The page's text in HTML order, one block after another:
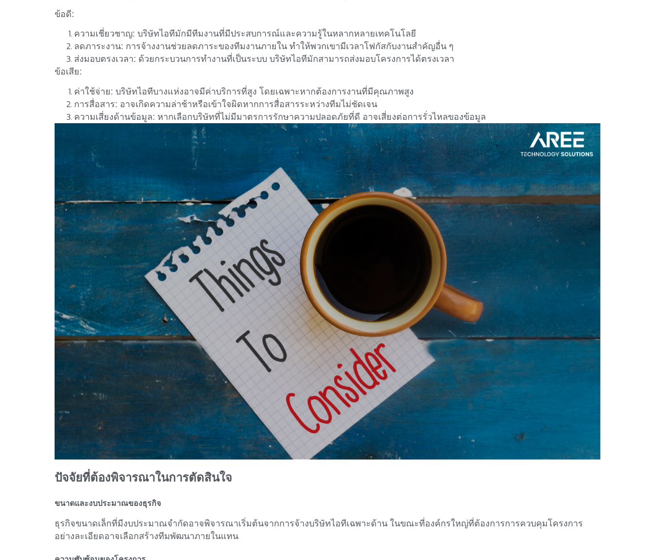
ข้อดี:
ความเชี่ยวชาญ: บริษัทไอทีมักมีทีมงานที่มีประสบการณ์และความรู้ในหลากหลายเทคโนโลยี
ลดภาระงาน: การจ้างงานช่วยลดภาระของทีมงานภายใน ทำให้พวกเขามีเวลาโฟกัสกับงานสำคัญอื่น ๆ
ส่งมอบตรงเวลา: ด้วยกระบวนการทำงานที่เป็นระบบ บริษัทไอทีมักสามารถส่งมอบโครงการได้ตรงเวลา
ข้อเสีย:
ค่าใช้จ่าย: บริษัทไอทีบางแห่งอาจมีค่าบริการที่สูง โดยเฉพาะหากต้องการงานที่มีคุณภาพสูง
การสื่อสาร: อาจเกิดความล่าช้าหรือเข้าใจผิดหากการสื่อสารระหว่างทีมไม่ชัดเจน
ความเสี่ยงด้านข้อมูล: หากเลือกบริษัทที่ไม่มีมาตรการรักษาความปลอดภัยที่ดี อาจเสี่ยงต่อการรั่วไหลของข้อมูล
ปัจจัยที่ต้องพิจารณาในการตัดสินใจ
ขนาดและงบประมาณของธุรกิจ
ธุรกิจขนาดเล็กที่มีงบประมาณจำกัดอาจพิจารณาเริ่มต้นจากการจ้างบริษัทไอทีเฉพาะด้าน ในขณะที่องค์กรใหญ่ที่ต้องการการควบคุมโครงการ
อย่างละเอียดอาจเลือกสร้างทีมพัฒนาภายในแทน